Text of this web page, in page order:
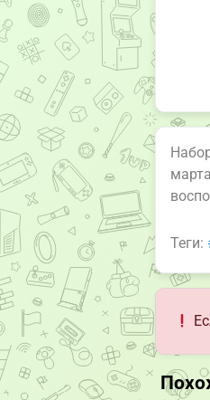
Теги: